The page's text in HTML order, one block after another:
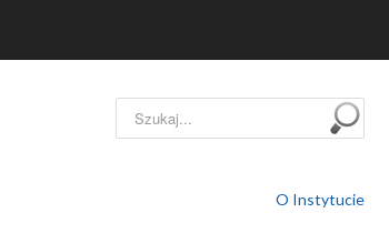
Szukaj...
O Instytucie